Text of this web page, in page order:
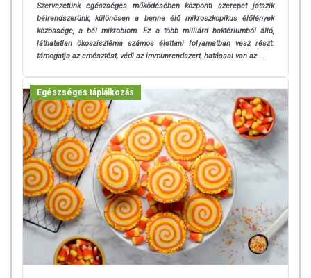
Szervezetünk egészséges működésében központi szerepet játszik
bélrendszerünk, különösen a benne élő mikroszkopikus élőlények
közössége, a bél mikrobiom. Ez a több milliárd baktériumból álló,
láthatatlan ökoszisztéma számos élettani folyamatban vesz részt:
támogatja az emésztést, védi az immunrendszert, hatással van az ...
Egészséges táplálkozás